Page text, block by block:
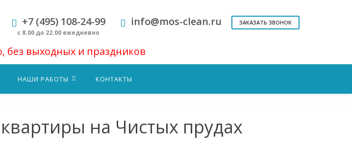
+7 (495) 108-24-99
с 8.00 до 22.00 ежедневно
info@mos-clean.ru ЗАКАЗАТЬ ЗВОНОК
без выходных и праздников
НАШИ РАБОТЫ КОНТАКТЫ
на Чистых прудах